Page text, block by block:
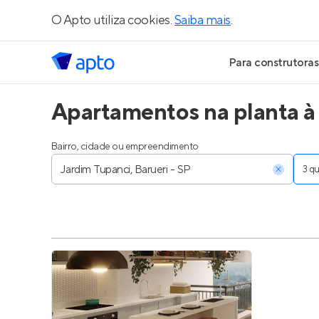
O Apto utiliza cookies.Saiba mais.
Para construtoras
Geração de
Geração de
Parcerias
Anunciar
Apartamentos na planta
Bairro, cidade ou empreendimento
3